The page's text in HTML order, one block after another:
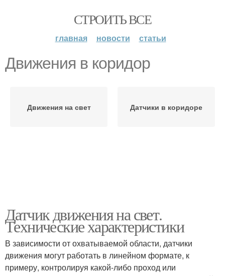
СТРОИТЬ ВСЕ
главная новости статьи
Движения в коридор
Движения на свет Датчики в коридоре
Датчик движения на свет.
Технические характеристики
В зависимости от охватываемой области, датчики
движения могут работать в линейном формате, к
примеру, контролируя какой-либо проход или